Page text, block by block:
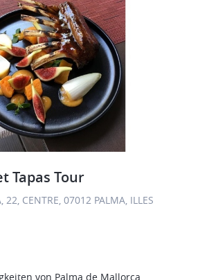
Tapas Tour
CENTRE, 07012 PALMA, ILLES
von Palma de Mallorca